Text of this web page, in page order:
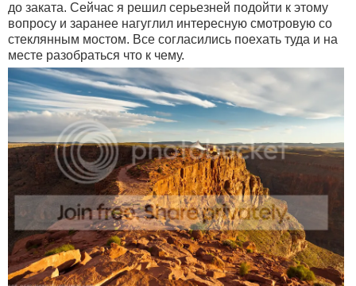
до заката. Сейчас я решил серьезней подойти к этому
вопросу и заранее нагуглил интересную смотровую со
стеклянным мостом. Все согласились поехать туда и на
месте разобраться что к чему.